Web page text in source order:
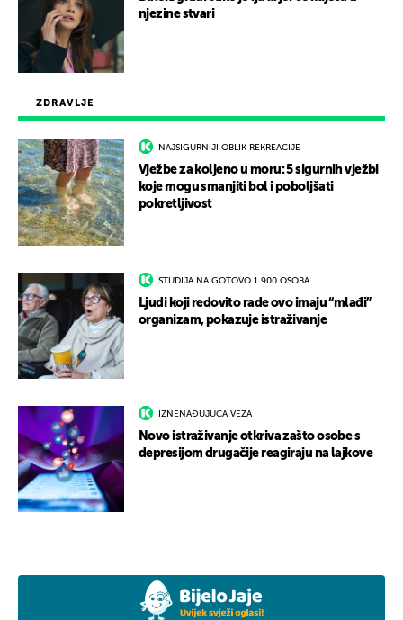
ZDRAVLJE
NAJSIGURNIJI OBLIK REKREACIJE
Vježbe za koljeno u moru: 5 sigurnih vježbi
koje mogu smanjiti bol i poboljšati
pokretljivost
STUDIJA NA GOTOVO 1.900 OSOBA
Ljudi koji redovito rade ovo imaju “mlađi”
organizam, pokazuje istraživanje
IZNENAĐUJUĆA VEZA
Novo istraživanje otkriva zašto osobe s
depresijom drugačije reagiraju na lajkove
njezine stvari